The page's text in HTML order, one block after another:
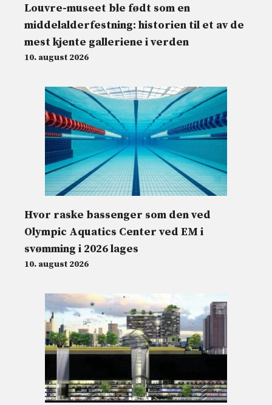
Louvre-museet ble født som en
middelalderfestning: historien til et av de
mest kjente galleriene i verden
10. august 2026
Hvor raske bassenger som den ved
Olympic Aquatics Center ved EM i
svømming i 2026 lages
10. august 2026